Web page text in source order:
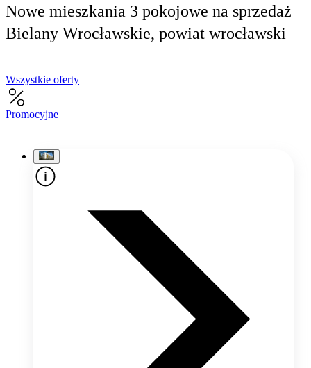
Nowe mieszkania 3 pokojowe na sprzedaż
Bielany Wrocławskie, powiat wrocławski
Wszystkie oferty
Promocyjne